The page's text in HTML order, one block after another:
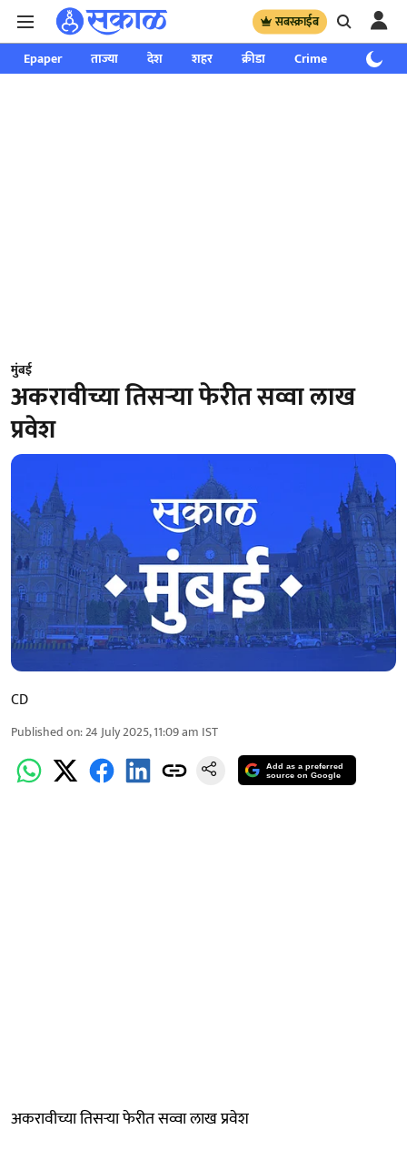
सबस्क्राईब
Epaper ताज्या देश शहर क्रीडा Crime साप्ताहिक
मुंबई
अकरावीच्या तिसऱ्या फेरीत सव्वा लाख
प्रवेश
CD
Published on:24 July 2025, 11:09 am IST
Add as a preferred
source on Google
अकरावीच्या तिसऱ्या फेरीत सव्वा लाख प्रवेश